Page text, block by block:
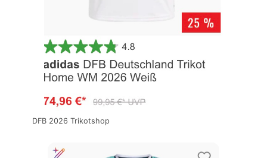
DFB 2026 Trikotshop